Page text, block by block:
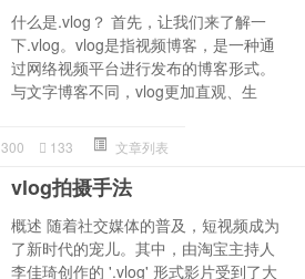
什么是.vlog？ 首先，让我们来了解一
下.vlog。vlog是指视频博客，是一种通
过网络视频平台进行发布的博客形式。
与文字博客不同，vlog更加直观、生
300 133 文章列表
vlog拍摄手法
概述 随着社交媒体的普及，短视频成为
了新时代的宠儿。其中，由淘宝主持人
李佳琦创作的 '.vlog' 形式影片受到了大